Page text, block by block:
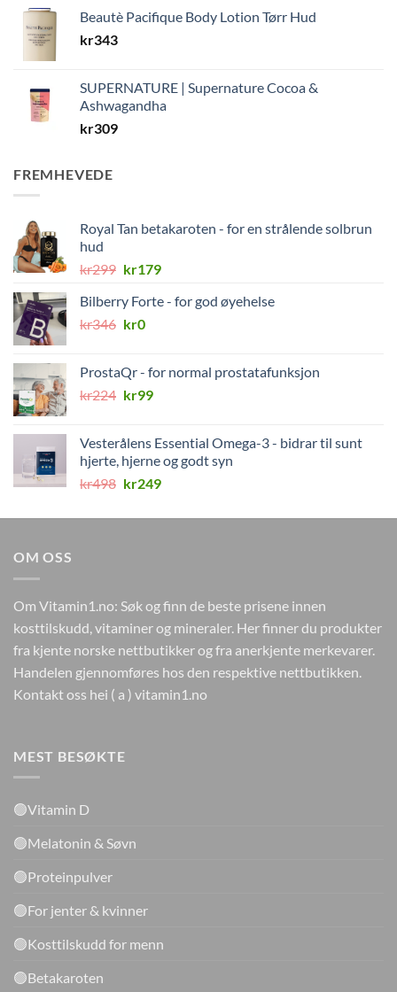
Beautè Pacifique Body Lotion Tørr Hud
kr343
SUPERNATURE | Supernature Cocoa &
Ashwagandha
kr309
FREMHEVEDE
Royal Tan betakaroten - for en strålende solbrun
hud
kr299 Opprinnelig
var:
kr299.
kr179Nåværende
er:
Bilberry Forte - for god øyehelse
kr346 Opprinnelig
kr346.
kr0Nåværende
kr0.
ProstaQr - for normal prostatafunksjon
kr224 Opprinnelig
kr224.
kr99Nåværende
kr99.
Vesterålens Essential Omega-3 - bidrar til sunt
hjerte, hjerne og godt syn
kr498 Opprinnelig
var:
kr249Nåværende
er:
OM OSS
Om Vitamin1.no: Søk og finn de beste prisene innen
kosttilskudd, vitaminer og mineraler. Her finner du produkter
fra kjente norske nettbutikker og fra anerkjente merkevarer.
Handelen gjennomføres hos den respektive nettbutikken.
Kontakt oss hei ( a ) vitamin1.no
MEST BESØKTE
🟢Vitamin D
🟢Melatonin & Søvn
🟢Proteinpulver
🟢For jenter & kvinner
🟢Kosttilskudd for menn
🟢Betakaroten